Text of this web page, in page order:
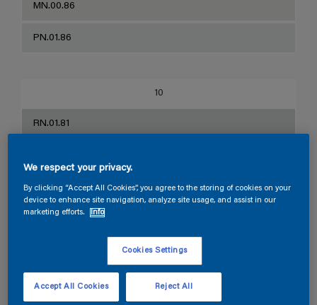
MN.00.86
PN.01.86
10
RN.01.81
SN.03.85
We respect your privacy.
By clicking “Accept All Cookies”, you agree to the storing of cookies on your
device to enhance site navigation, analyze site usage, and assist in our
marketing efforts.
Info
Cookies Settings
Reject All
Accept All Cookies